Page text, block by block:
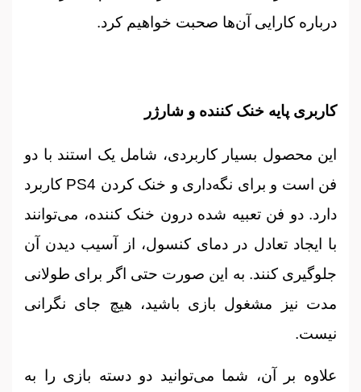
درباره کارایی آن‌ها صحبت خواهیم کرد.
کاربری پایه خنک کننده و شارژر
این محصول بسیار کاربردی، شامل یک استند با دو
فن است و برای نگه‌داری و خنک کردن PS4 کاربرد
دارد. دو فن تعبیه شده درون خنک کننده، می‌توانند
با ایجاد تعادل در دمای کنسول، از آسیب دیدن آن
جلوگیری کنند. به این صورت حتی اگر برای طولانی
مدت نیز مشغول بازی باشید، هیچ جای نگرانی
نیست.
علاوه بر آن، شما می‌توانید دو دسته بازی را به